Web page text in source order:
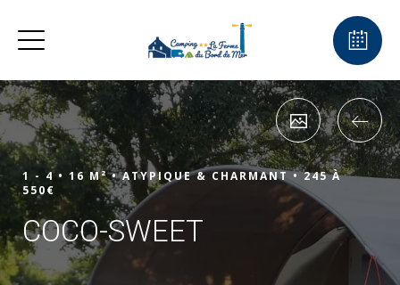
1 - 4 • 16 M² •ATYPIQUE & CHARMANT •245 À
550€
COCO-SWEET